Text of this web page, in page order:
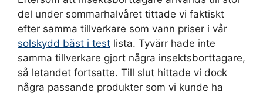
del under sommarhalvåret tittade vi faktiskt
efter samma tillverkare som vann priser i vår
solskydd bäst i test lista. Tyvärr hade inte
samma tillverkare gjort några insektsborttagare,
så letandet fortsatte. Till slut hittade vi dock
några passande produkter som vi kunde ha